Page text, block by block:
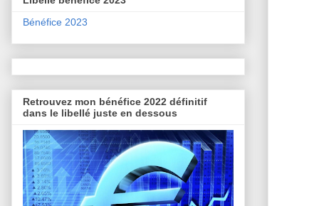
Bénéfice 2023
Retrouvez mon bénéfice 2022 définitif
dans le libellé juste en dessous